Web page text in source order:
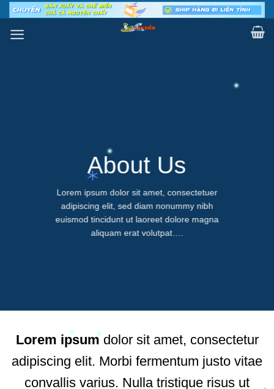
Skip
content
About Us
Lorem ipsum dolor sit amet, consectetuer
adipiscing elit, sed diam nonummy nibh
euismod tincidunt ut laoreet dolore magna
aliquam erat volutpat….
Lorem ipsumdolor sit amet, consectetur
adipiscing elit. Morbi fermentum justo vitae
convallis varius. Nulla tristique risus ut